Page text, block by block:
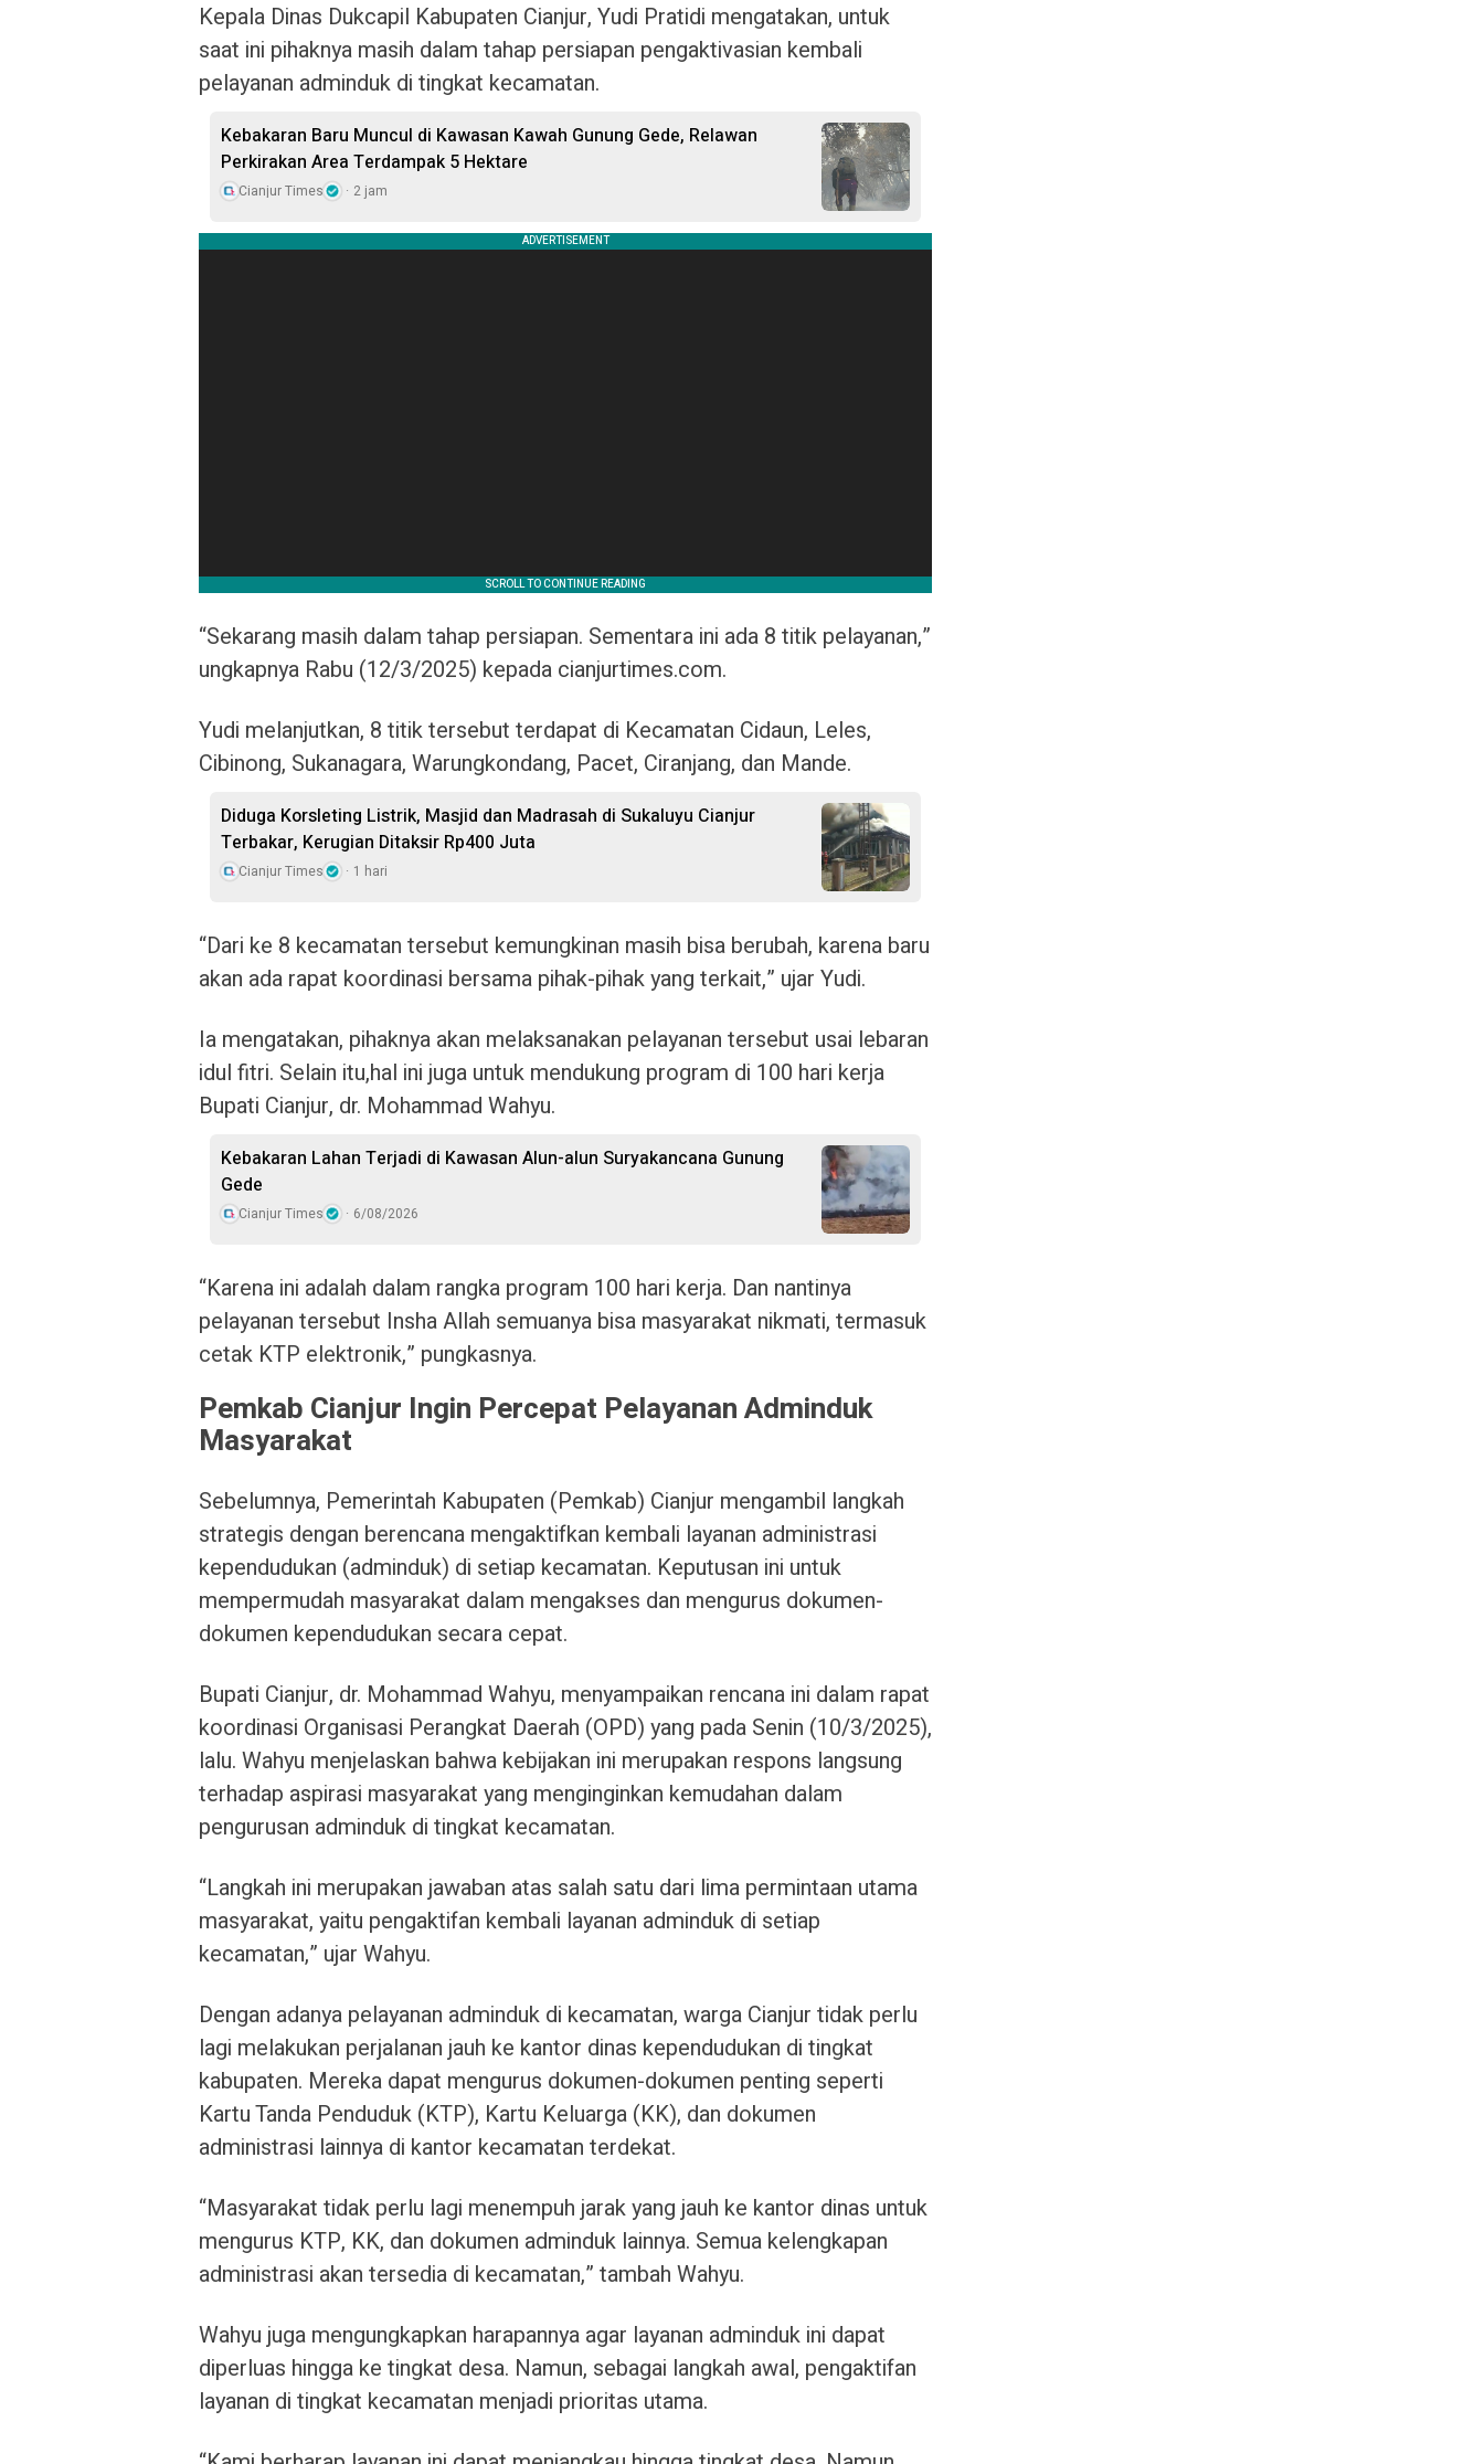
Kepala Dinas Dukcapil Kabupaten Cianjur, Yudi Pratidi mengatakan, untuk
saat ini pihaknya masih dalam tahap persiapan pengaktivasian kembali
pelayanan adminduk di tingkat kecamatan.
Kebakaran Baru Muncul di Kawasan Kawah Gunung Gede, Relawan
Perkirakan Area Terdampak 5 Hektare
Cianjur Times 2 jam
“Sekarang masih dalam tahap persiapan. Sementara ini ada 8 titik pelayanan,”
ungkapnya Rabu (12/3/2025) kepada cianjurtimes.com.
Yudi melanjutkan, 8 titik tersebut terdapat di Kecamatan Cidaun, Leles,
Cibinong, Sukanagara, Warungkondang, Pacet, Ciranjang, dan Mande.
Diduga Korsleting Listrik, Masjid dan Madrasah di Sukaluyu Cianjur
Terbakar, Kerugian Ditaksir Rp400 Juta
Cianjur Times 1 hari
“Dari ke 8 kecamatan tersebut kemungkinan masih bisa berubah, karena baru
akan ada rapat koordinasi bersama pihak-pihak yang terkait,” ujar Yudi.
Ia mengatakan, pihaknya akan melaksanakan pelayanan tersebut usai lebaran
idul fitri. Selain itu,hal ini juga untuk mendukung program di 100 hari kerja
Bupati Cianjur, dr. Mohammad Wahyu.
Kebakaran Lahan Terjadi di Kawasan Alun-alun Suryakancana Gunung
Gede
Cianjur Times 6/08/2026
“Karena ini adalah dalam rangka program 100 hari kerja. Dan nantinya
pelayanan tersebut Insha Allah semuanya bisa masyarakat nikmati, termasuk
cetak KTP elektronik,” pungkasnya.
Pemkab Cianjur Ingin Percepat Pelayanan Adminduk
Masyarakat
Sebelumnya, Pemerintah Kabupaten (Pemkab) Cianjur mengambil langkah
strategis dengan berencana mengaktifkan kembali layanan administrasi
kependudukan (adminduk) di setiap kecamatan. Keputusan ini untuk
mempermudah masyarakat dalam mengakses dan mengurus dokumen-
dokumen kependudukan secara cepat.
Bupati Cianjur, dr. Mohammad Wahyu, menyampaikan rencana ini dalam rapat
koordinasi Organisasi Perangkat Daerah (OPD) yang pada Senin (10/3/2025),
lalu. Wahyu menjelaskan bahwa kebijakan ini merupakan respons langsung
terhadap aspirasi masyarakat yang menginginkan kemudahan dalam
pengurusan adminduk di tingkat kecamatan.
“Langkah ini merupakan jawaban atas salah satu dari lima permintaan utama
masyarakat, yaitu pengaktifan kembali layanan adminduk di setiap
kecamatan,” ujar Wahyu.
Dengan adanya pelayanan adminduk di kecamatan, warga Cianjur tidak perlu
lagi melakukan perjalanan jauh ke kantor dinas kependudukan di tingkat
kabupaten. Mereka dapat mengurus dokumen-dokumen penting seperti
Kartu Tanda Penduduk (KTP), Kartu Keluarga (KK), dan dokumen
administrasi lainnya di kantor kecamatan terdekat.
“Masyarakat tidak perlu lagi menempuh jarak yang jauh ke kantor dinas untuk
mengurus KTP, KK, dan dokumen adminduk lainnya. Semua kelengkapan
administrasi akan tersedia di kecamatan,” tambah Wahyu.
Wahyu juga mengungkapkan harapannya agar layanan adminduk ini dapat
diperluas hingga ke tingkat desa. Namun, sebagai langkah awal, pengaktifan
layanan di tingkat kecamatan menjadi prioritas utama.